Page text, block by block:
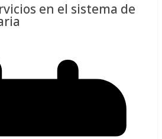
en el sistema de